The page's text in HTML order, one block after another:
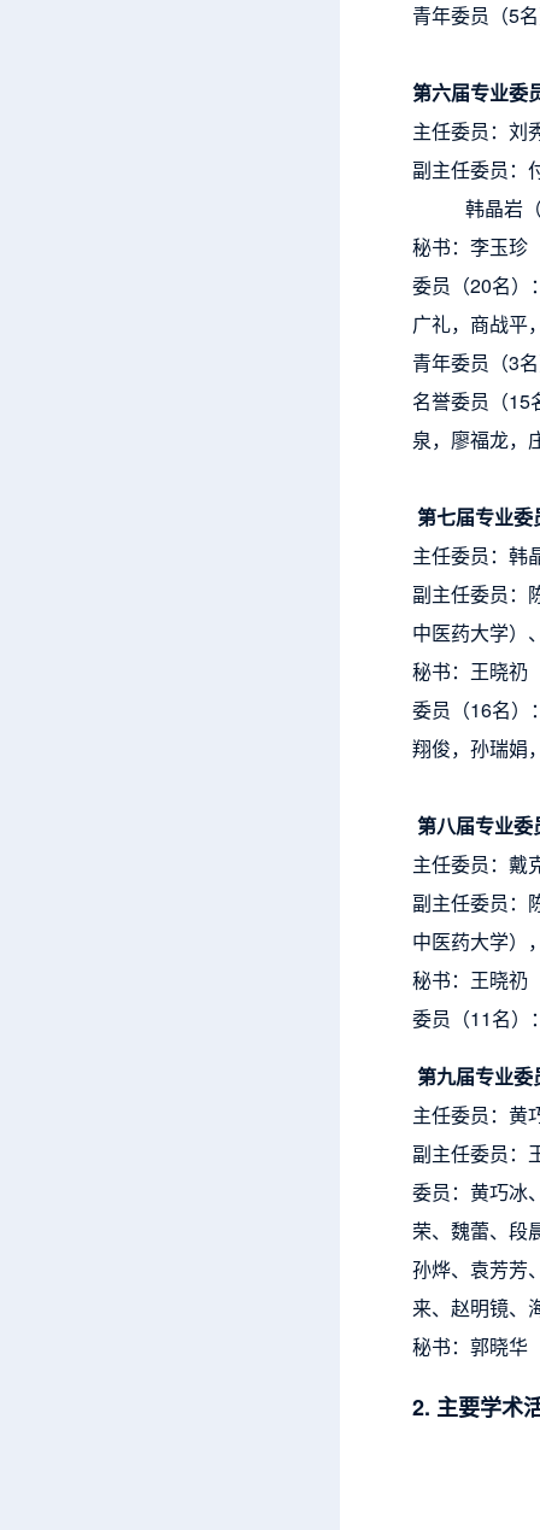
青年委员（5
第六届专业委
主任委员：刘
副主任委员：
韩晶岩（北
秘书：李玉珍
委员（20名）
广礼，商战平
青年委员（3
名誉委员（15
泉，廖福龙，
第七届专业委
主任委员：韩
副主任委员：
中医药大学）
秘书：王晓礽
委员（16名）
翔俊，孙瑞娟
第八届专业委
主任委员：戴
副主任委员：
中医药大学）
秘书：王晓礽
委员（11名）
第九届专业委
主任委员：黄
副主任委员：
委员：黄巧冰
荣、魏蕾、段
孙烨、袁芳芳
来、赵明镜、
秘书：郭晓华
2. 主要学术